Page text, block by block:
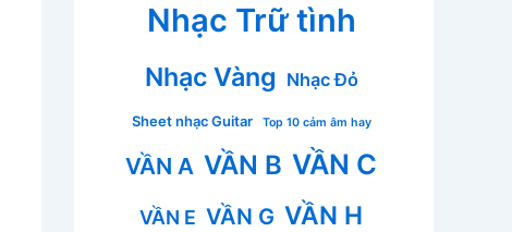
Nhạc Trữ tình
Nhạc Vàng Nhạc Đỏ
Sheet nhạc Guitar Top 10 cảm âm hay
VẦN A VẦN B VẦN C
VẦN E VẦN G VẦN H